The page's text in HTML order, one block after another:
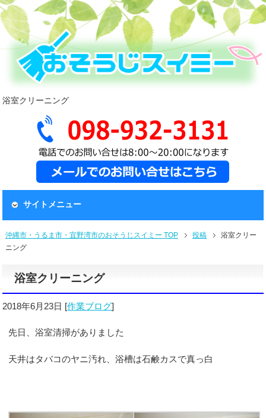
浴室クリーニング
サイトメニュー
沖縄市・うるま市・宜野湾市のおそうじスイミー TOP 投稿
浴室クリー
ニング
浴室クリーニング
2018年6月23日 [作業ブログ]
先日、浴室清掃がありました
天井はタバコのヤニ汚れ、浴槽は石鹸カスで真っ白